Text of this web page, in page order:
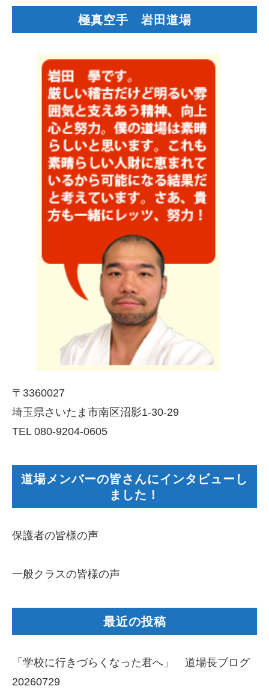
極真空手 岩田道場
〒3360027
埼玉県さいたま市南区沼影1-30-29
TEL 080-9204-0605
道場メンバーの皆さんにインタビューし
ました！
保護者の皆様の声
一般クラスの皆様の声
最近の投稿
「学校に行きづらくなった君へ」 道場長ブログ
20260729